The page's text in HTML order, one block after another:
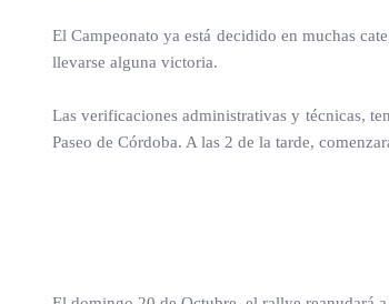
El Campeonato ya está decidido en muchas
llevarse alguna victoria.
Las verificaciones administrativas y técnicas,
Paseo de Córdoba. A las 2 de la tarde,